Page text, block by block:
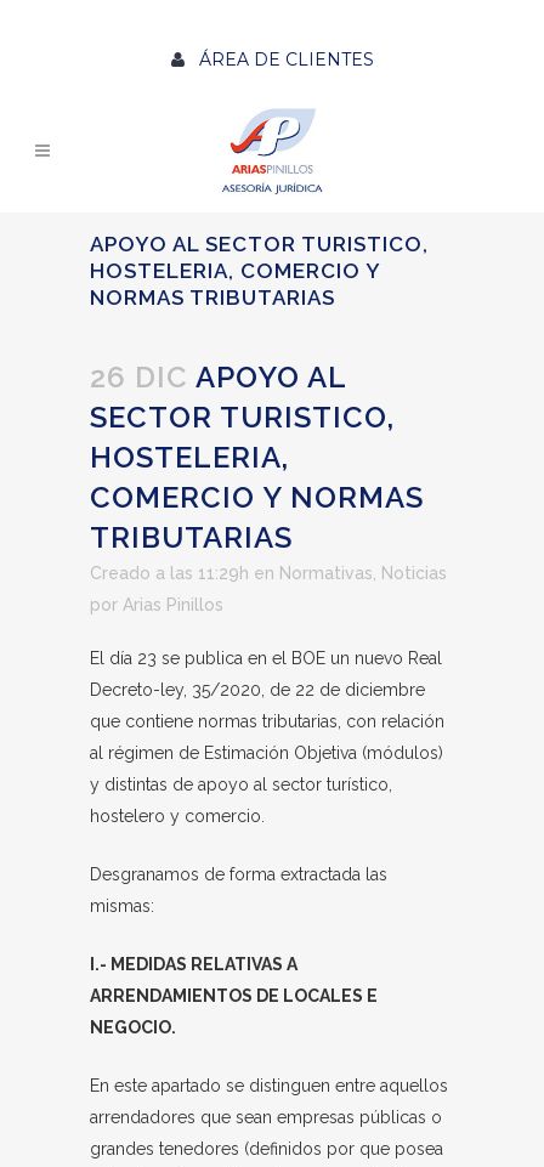
ÁREA DE CLIENTES
APOYO AL SECTOR TURISTICO,
HOSTELERIA, COMERCIO Y
NORMAS TRIBUTARIAS
26 DIC APOYO AL
SECTOR TURISTICO,
HOSTELERIA,
COMERCIO Y NORMAS
TRIBUTARIAS
Creado a las 11:29h en Normativas
Noticias
por Arias Pinillos
El día 23 se publica en el BOE un nuevo Real
Decreto-ley, 35/2020, de 22 de diciembre
que contiene normas tributarias, con relación
al régimen de Estimación Objetiva (módulos)
y distintas de apoyo al sector turístico,
hostelero y comercio.
Desgranamos de forma extractada las
mismas:
I.- MEDIDAS RELATIVAS A
ARRENDAMIENTOS DE LOCALES E
NEGOCIO.
En este apartado se distinguen entre aquellos
arrendadores que sean empresas públicas o
grandes tenedores (definidos por que posea